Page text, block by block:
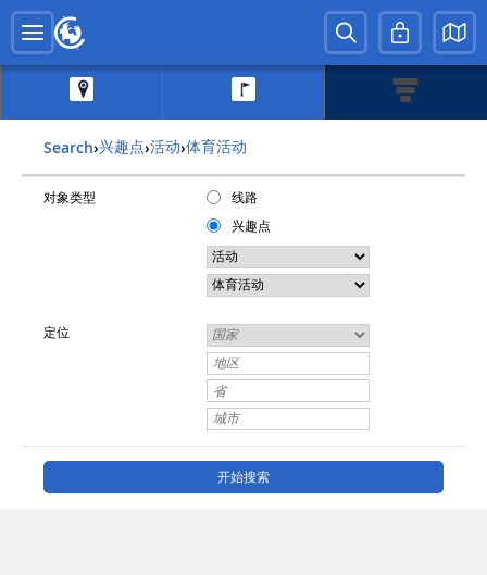
Search› 兴趣点› 活动› 体育活动
对象类型
线路
兴趣点
定位